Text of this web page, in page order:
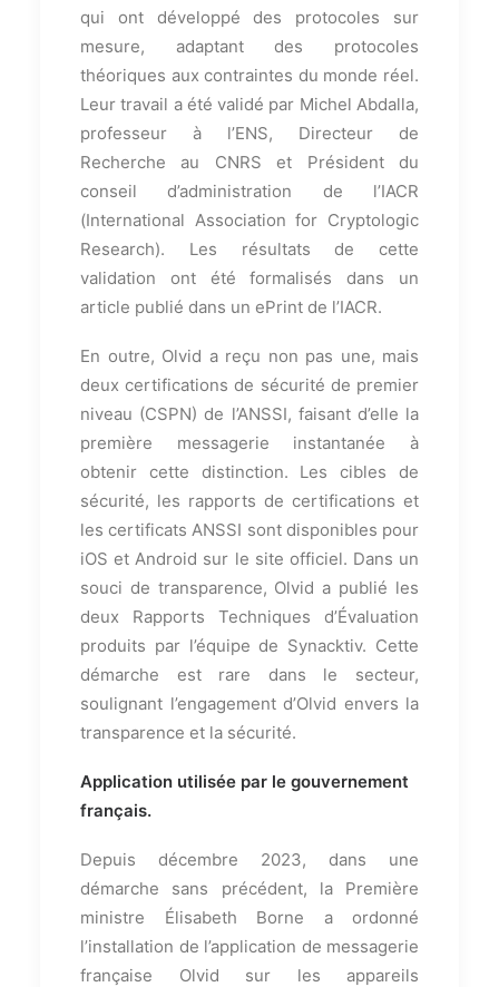
qui ont développé des protocoles sur
mesure, adaptant des protocoles
théoriques aux contraintes du monde réel.
Leur travail a été validé par Michel Abdalla,
professeur à l’ENS, Directeur de
Recherche au CNRS et Président du
conseil d’administration de l’IACR
(International Association for Cryptologic
Research). Les résultats de cette
validation ont été formalisés dans un
article publié dans un ePrint de l’IACR.
En outre, Olvid a reçu non pas une, mais
deux certifications de sécurité de premier
niveau (CSPN) de l’ANSSI, faisant d’elle la
première messagerie instantanée à
obtenir cette distinction. Les cibles de
sécurité, les rapports de certifications et
les certificats ANSSI sont disponibles pour
iOS et Android sur le site officiel. Dans un
souci de transparence, Olvid a publié les
deux Rapports Techniques d’Évaluation
produits par l’équipe de Synacktiv. Cette
démarche est rare dans le secteur,
soulignant l’engagement d’Olvid envers la
transparence et la sécurité.
Application utilisée par le gouvernement
français.
Depuis décembre 2023, dans une
démarche sans précédent, la Première
ministre Élisabeth Borne a ordonné
l’installation de l’application de messagerie
française Olvid sur les appareils